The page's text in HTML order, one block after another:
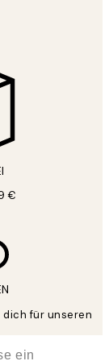
€
dich für unseren